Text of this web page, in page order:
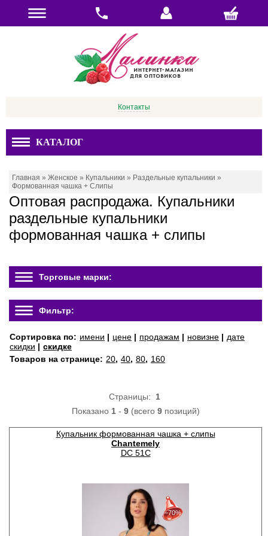
Контакты
КАТАЛОГ
Главная » Женское » Купальники » Раздельные купальники »
Формованная чашка + Слипы
Оптовая распродажа. Купальники
раздельные купальники
формованная чашка + слипы
Торговые марки:
Фильтр:
Сортировка по: имени | цене | продажам | новизне | дате
скидки | скидке
Товаров на странице: 20, 40, 80, 160
Страницы: 1
Показано 1- 9(всего 9позиций)
Купальник формованная чашка + слипы
Chantemely
DC 51C
с 22-07-2026 по 28-07-2026
с 29-07-2026 по 04-08-2026
с 05-08-2026 по 11-08-2026
−70%